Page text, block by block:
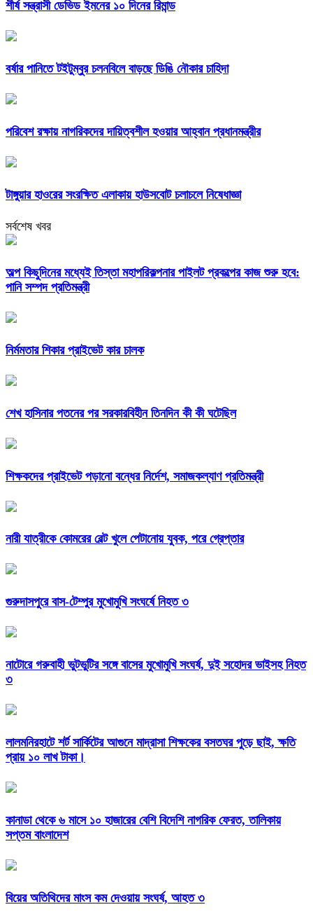
শীর্ষ সন্ত্রাসী ডেভিড ইমনের ১০ দিনের রিমান্ড
বর্ষার পানিতে টইটুম্বুর চলনবিলে বাড়ছে ডিঙি নৌকার চাহিদা
পরিবেশ রক্ষায় নাগরিকদের দায়িত্বশীল হওয়ার আহ্বান প্রধানমন্ত্রীর
টাঙ্গুয়ার হাওরের সংরক্ষিত এলাকায় হাউসবোট চলাচলে নিষেধাজ্ঞা
সর্বশেষ খবর
অল্প কিছুদিনের মধ্যেই তিস্তা মহাপরিকল্পনার পাইলট প্রকল্পের কাজ শুরু হবে:
পানি সম্পদ প্রতিমন্ত্রী
নির্মমতার শিকার প্রাইভেট কার চালক
শেখ হাসিনার পতনের পর সরকারবিহীন তিনদিন কী কী ঘটেছিল
শিক্ষকদের প্রাইভেট পড়ানো বন্ধের নির্দেশ, সমাজকল্যাণ প্রতিমন্ত্রী
নারী যাত্রীকে কোমরের বেল্ট খুলে পেটানোয় যুবক, পরে গ্রেপ্তার
গুরুদাসপুরে বাস-টেম্পুর মুখোমুখি সংঘর্ষে নিহত ৩
নাটোরে গরুবাহী ভুটভুটির সঙ্গে বাসের মুখোমুখি সংঘর্ষ, দুই সহোদর ভাইসহ নিহত
৩
লালমনিরহাটে শর্ট সার্কিটের আগুনে মাদ্রাসা শিক্ষকের বসতঘর পুড়ে ছাই, ক্ষতি
প্রায় ১০ লাখ টাকা।
কানাডা থেকে ৬ মাসে ১০ হাজারের বেশি বিদেশি নাগরিক ফেরত, তালিকায়
সপ্তম বাংলাদেশ
বিয়ের অতিথিদের মাংস কম দেওয়ায় সংঘর্ষ, আহত ৩